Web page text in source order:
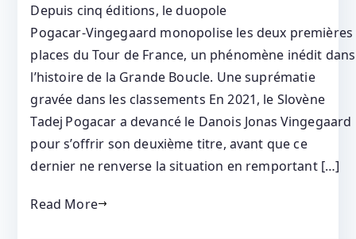
Depuis cinq éditions, le duopole
Pogacar‑Vingegaard monopolise les deux premières
places du Tour de France, un phénomène inédit dans
l’histoire de la Grande Boucle. Une suprématie
gravée dans les classements En 2021, le Slovène
Tadej Pogacar a devancé le Danois Jonas Vingegaard
pour s’offrir son deuxième titre, avant que ce
dernier ne renverse la situation en remportant […]
Read More